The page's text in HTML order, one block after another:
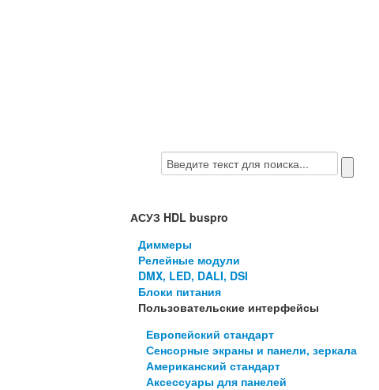
АСУЗ HDL buspro
Диммеры
Релейные модули
DMX, LED, DALI, DSI
Блоки питания
Пользовательские интерфейсы
Европейский стандарт
Сенсорные экраны и панели, зеркала
Американский стандарт
Аксессуары для панелей